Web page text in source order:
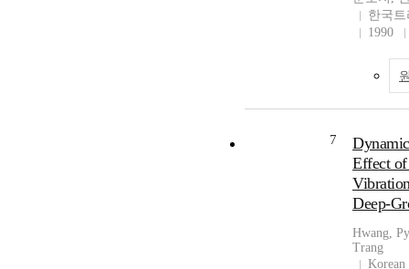
한국
1990
7
Effect of
Deep-
Hwang,
Trang